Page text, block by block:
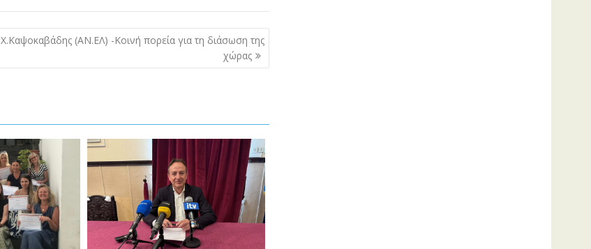
Χ.Καψοκαβάδης (ΑΝ.ΕΛ) -Κοινή πορεία για τη διάσωση της
χώρας